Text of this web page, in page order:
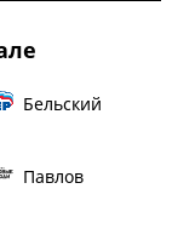
Бельский
Павлов